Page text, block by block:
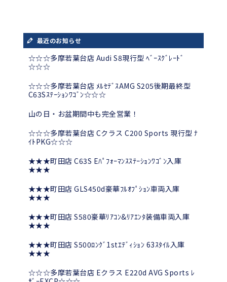
最近のお知らせ
☆☆☆多摩若葉台店 Audi S8現行型 ﾍﾞｰｽｸﾞﾚｰﾄﾞ
☆☆☆
☆☆☆多摩若葉台店 ﾒﾙｾﾃﾞｽAMG S205後期最終型
C63Sｽﾃｰｼｮﾝﾜｺﾞﾝ☆☆☆
山の日・お盆期間中も完全営業！
☆☆☆多摩若葉台店 Cクラス C200 Sports 現行型 ﾅ
ｲﾄPKG☆☆☆
★★★町田店 C63S Eﾊﾟﾌｫｰﾏﾝｽｽﾃｰｼｮﾝﾜｺﾞﾝ入庫
★★★
★★★町田店 GLS450d豪華ﾌﾙｵﾌﾟｼｮﾝ車両入庫
★★★
★★★町田店 S580豪華ﾘｱｺﾝ&ﾘｱｴﾝﾀ装備車両入庫
★★★
★★★町田店 S500ﾛﾝｸﾞ1stｴﾃﾞｨｼｮﾝ 63ｽﾀｲﾙ入庫
★★★
☆☆☆多摩若葉台店 Eクラス E220d AVG Sports ﾚ